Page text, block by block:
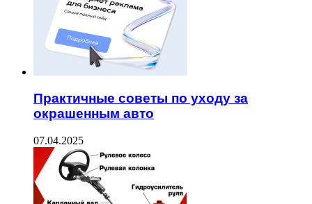
Практичные советы по уходу за
окрашенным авто
07.04.2025